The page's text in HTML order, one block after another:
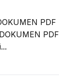
PDF
PDF